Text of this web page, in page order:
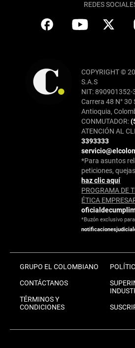
REDES
COPYRIGHT ©
S.A.S
NIT: 890901352-
Carrera 48 N° 30
Antioquia,
CONMUTADOR:
ATENCIÓN AL
3393333
*Para asuntos
peticiones,
haz clic aquí
PROGRAMA DE
ÉTICA
*Buzón exclusivo
GRUPO EL COLOMBIANO
CONTÁCTANOS
TÉRMINOS Y
CONDICIONES